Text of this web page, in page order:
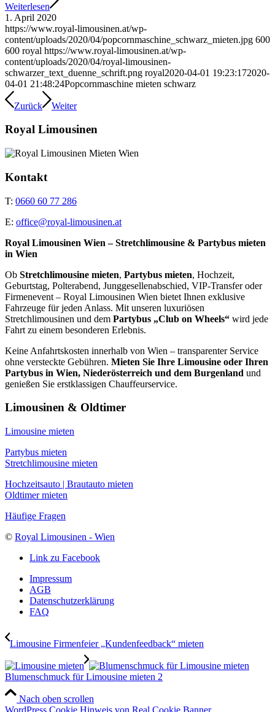
Weiterlesen
1. April 2020
https://www.royal-limousinen.at/wp-
content/uploads/2020/04/popcornmaschine_schwarz_mieten.jpg 600
600 royal https://www.royal-limousinen.at/wp-
content/uploads/2020/04/royal-limousinen-
schwarzer_text_duenne_schrift.png royal2020-04-01 19:23:172020-
04-01 21:48:24Popcornmaschine mieten schwarz
Zurück Weiter
Royal Limousinen
Kontakt
T: 0660 60 77 286
E: office@royal-limousinen.at
Royal Limousinen Wien – Stretchlimousine & Partybus mieten
in Wien
Ob Stretchlimousine mieten, Partybus mieten, Hochzeit,
Geburtstag, Polterabend, Junggesellenabschied, VIP-Transfer oder
Firmenevent – Royal Limousinen Wien bietet Ihnen exklusive
Fahrzeuge für jeden Anlass. Mit unseren luxuriösen
Stretchlimousinen und dem Partybus „Club on Wheels“ wird jede
Fahrt zu einem besonderen Erlebnis.
Keine Anfahrtskosten innerhalb von Wien – transparenter Service
ohne versteckte Gebühren. Mieten Sie Ihre Limousine oder Ihren
Partybus in Wien, Niederösterreich und dem Burgenland und
genießen Sie erstklassigen Chauffeurservice.
Limousinen & Oldtimer
Limousine mieten
Partybus mieten
Stretchlimousine mieten
Hochzeitsauto | Brautauto mieten
Oldtimer mieten
Häufige Fragen
© Royal Limousinen - Wien
Link zu Facebook
Impressum
AGB
Datenschutzerklärung
FAQ
Limousine Firmenfeier „Kundenfeedback“ mieten
Blumenschmuck für Limousine mieten 2
Nach oben scrollen
WordPress Cookie Hinweis von Real Cookie Banner